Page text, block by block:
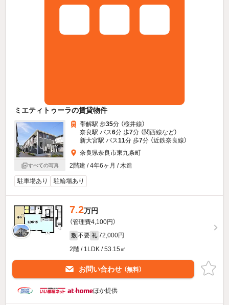
ミエティトゥーラの賃貸物件
すべての写真
帯解駅 歩35分 （桜井線）
奈良駅 バス6分 歩7分 （関西線など）
新大宮駅 バス11分 歩7分 （近鉄奈良線）
奈良県奈良市東九条町
2階建 / 4年6ヶ月 / 木造
駐車場あり 駐輪場あり
7.2万円
（管理費4,100円）
敷 不要 礼 72,000円
2階 / 1LDK / 53.15㎡
お問い合わせ （無料）
ほか提供